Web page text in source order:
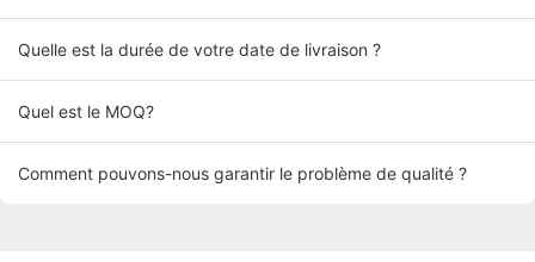
Quelle est la durée de votre date de livraison ?
Quel est le MOQ?
Comment pouvons-nous garantir le problème de qualité ?